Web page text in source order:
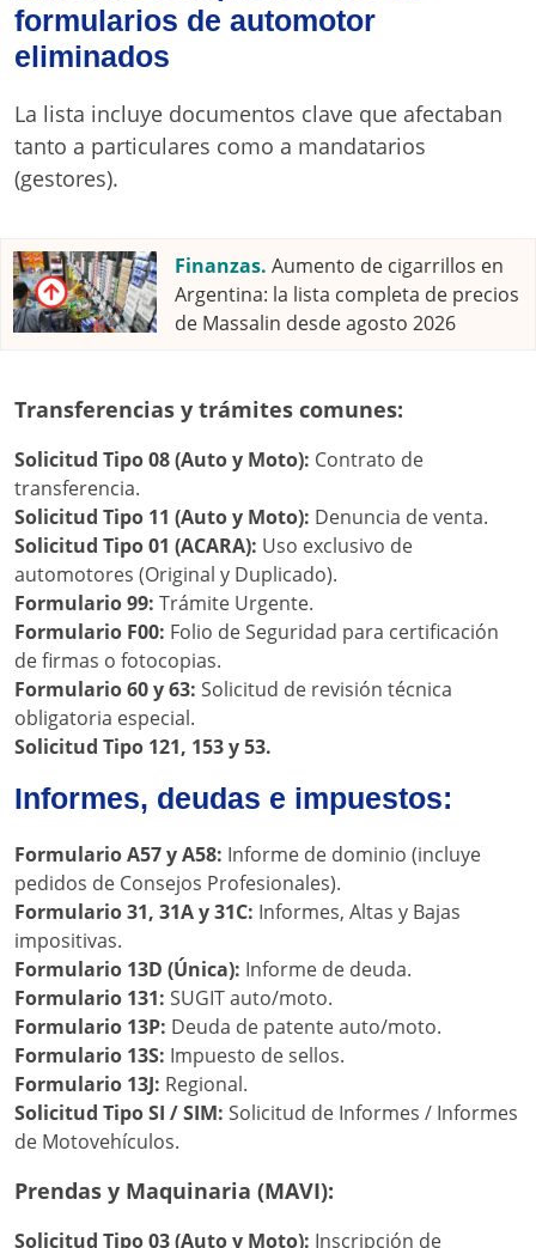
formularios de automotor
eliminados
La lista incluye documentos clave que afectaban
tanto a particulares como a mandatarios
(gestores).
Finanzas. Aumento de cigarrillos en
Argentina: la lista completa de precios
de Massalin desde agosto 2026
Transferencias y trámites comunes:
Solicitud Tipo 08 (Auto y Moto): Contrato de
transferencia.
Solicitud Tipo 11 (Auto y Moto): Denuncia de venta.
Solicitud Tipo 01 (ACARA): Uso exclusivo de
automotores (Original y Duplicado).
Formulario 99: Trámite Urgente.
Formulario F00: Folio de Seguridad para certificación
de firmas o fotocopias.
Formulario 60 y 63: Solicitud de revisión técnica
obligatoria especial.
Solicitud Tipo 121, 153 y 53.
Informes, deudas e impuestos:
Formulario A57 y A58: Informe de dominio (incluye
pedidos de Consejos Profesionales).
Formulario 31, 31A y 31C: Informes, Altas y Bajas
impositivas.
Formulario 13D (Única): Informe de deuda.
Formulario 131: SUGIT auto/moto.
Formulario 13P: Deuda de patente auto/moto.
Formulario 13S: Impuesto de sellos.
Formulario 13J: Regional.
Solicitud Tipo SI / SIM: Solicitud de Informes / Informes
de Motovehículos.
Prendas y Maquinaria (MAVI):
Solicitud Tipo 03 (Auto y Moto): Inscripción de